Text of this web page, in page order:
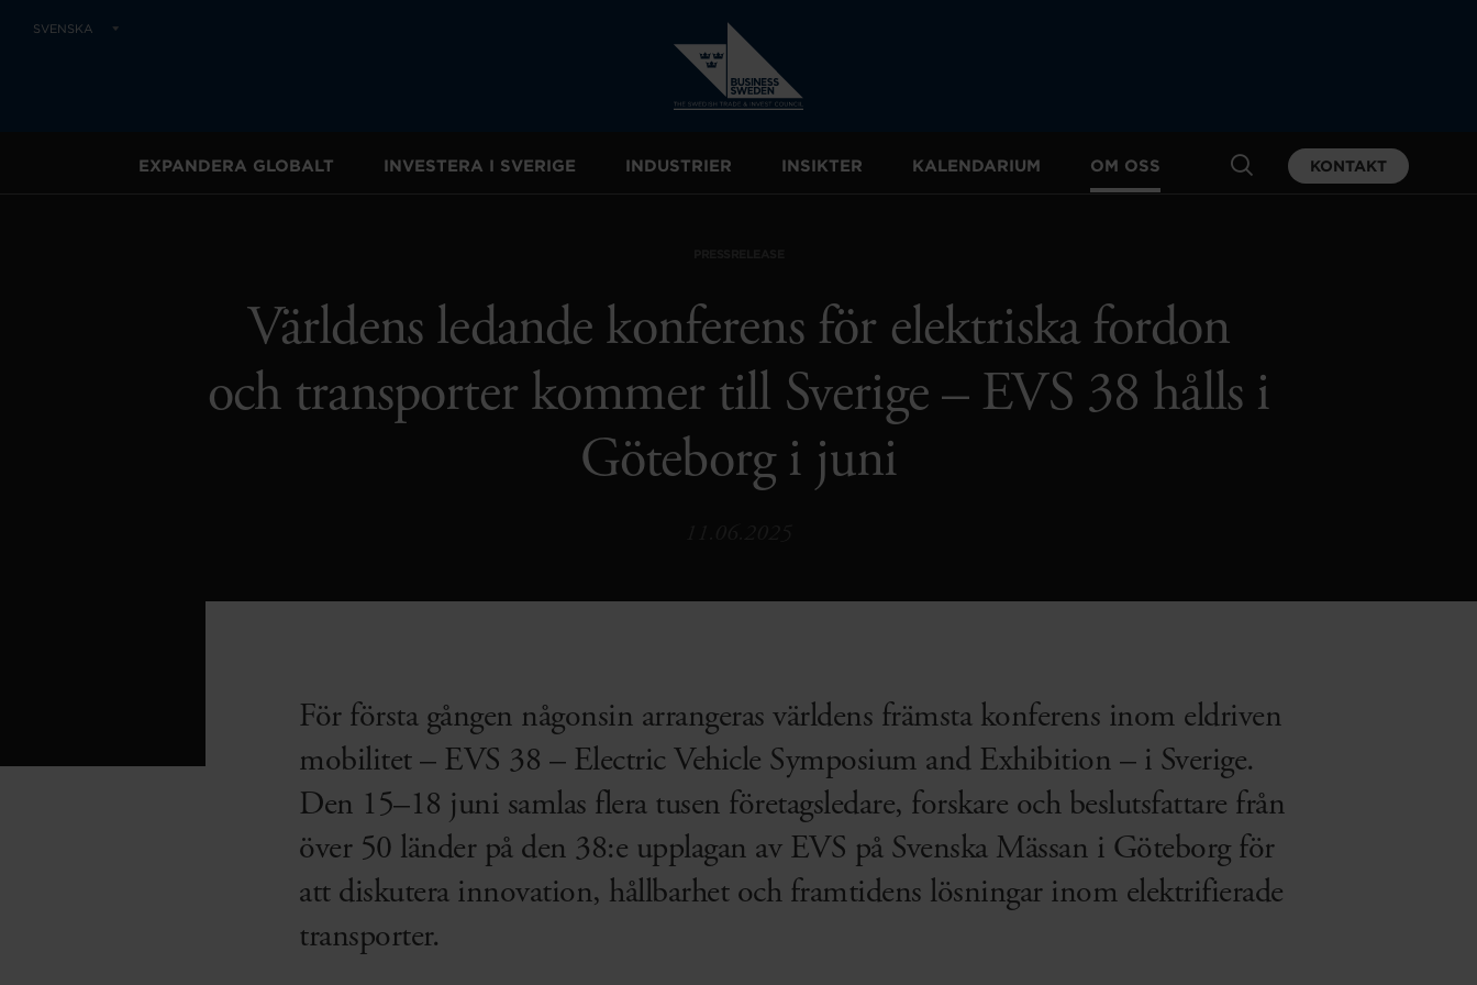
SVENSKA
EXPANDERA GLOBALT INVESTERA I SVERIGE INDUSTRIER INSIKTER KALENDARIUM OM OSS KONTAKT
Världens ledande konferens för elektriska fordon
och transporter kommer till Sverige – EVS 38 hålls i
Göteborg i juni
För första gången någonsin arrangeras världens främsta konferens inom eldriven
mobilitet – EVS 38 – Electric Vehicle Symposium and Exhibition – i Sverige.
Den 15–18 juni samlas flera tusen företagsledare, forskare och beslutsfattare från
över 50 länder på den 38:e upplagan av EVS på Svenska Mässan i Göteborg för
att diskutera innovation, hållbarhet och framtidens lösningar inom elektrifierade
transporter.